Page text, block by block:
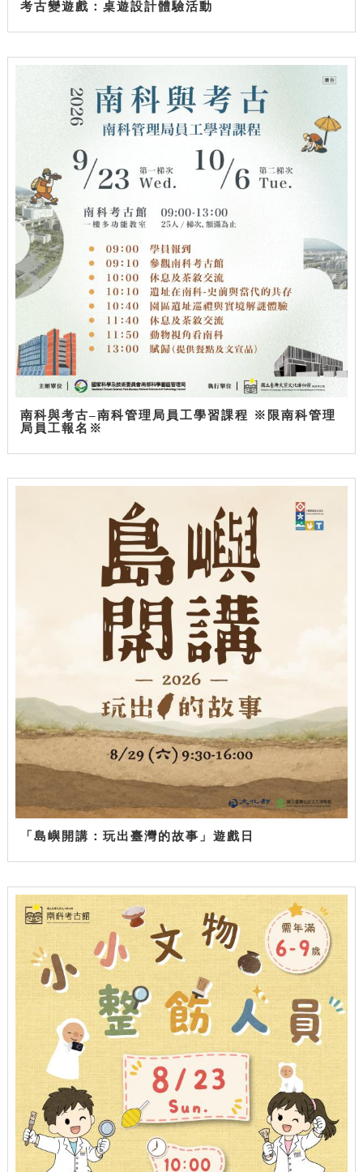
考古變遊戲：桌遊設計體驗活動
南科與考古–南科管理局員工學習課程 ※限南科管理
局員工報名※
「島嶼開講：玩出臺灣的故事」遊戲日